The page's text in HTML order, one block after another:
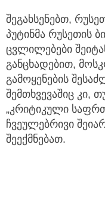
შეგახსენებთ,
პუტინმა რუსეთის
ცვლილებები
განცხადებით,
გამოყენების
შემთხვევაშიც კი,
„კრიტიკული
ჩვეულებრივი
შეექმნებათ.